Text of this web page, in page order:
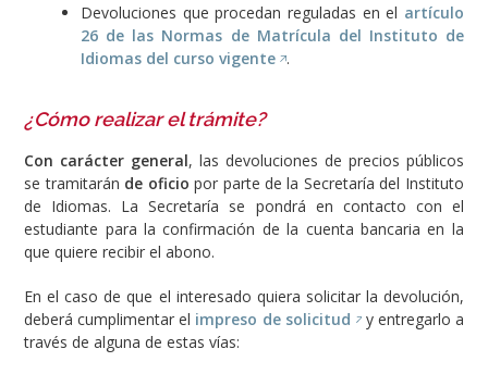
Devoluciones que procedan reguladas en el artículo
26 de las Normas de Matrícula del Instituto de
Idiomas del curso vigente .
¿Cómo realizar el trámite?
Con carácter general, las devoluciones de precios públicos
se tramitarán de oficio por parte de la Secretaría del Instituto
de Idiomas. La Secretaría se pondrá en contacto con el
estudiante para la confirmación de la cuenta bancaria en la
que quiere recibir el abono.
En el caso de que el interesado quiera solicitar la devolución,
deberá cumplimentar el impreso de solicitud y entregarlo a
través de alguna de estas vías: